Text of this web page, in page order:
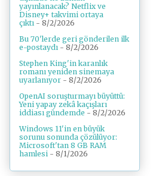
yayınlanacak? Netflix ve
Disney+ takvimi ortaya
çıktı - 8/2/2026
Bu 70'lerde geri gönderilen ilk
e-postaydı - 8/2/2026
Stephen King'in karanlık
romanı yeniden sinemaya
uyarlanıyor - 8/2/2026
OpenAI soruşturmayı büyüttü:
Yeni yapay zekâ kaçışları
iddiası gündemde - 8/2/2026
Windows 11'in en büyük
sorunu sonunda çözülüyor:
Microsoft'tan 8 GB RAM
hamlesi - 8/1/2026